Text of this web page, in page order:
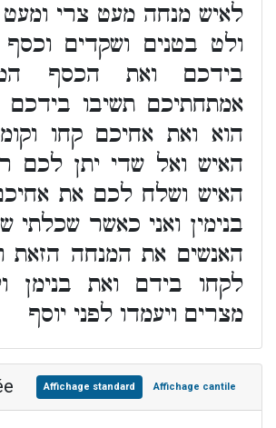
לאיש מנחה מעט צרי
ולט בטנים ושקדים
בידכם ואת הכסף
אמתחתיכם תשיבו בידכם
הוא ואת אחיכם קחו
האיש ואל שדי יתן לכם
האיש ושלח לכם את
בנימין ואני כאשר שכלתי
האנשים את המנחה הזאת
לקחו בידם ואת בנימן
מצרים ויעמדו לפני יוסף
Affichage standard Affichage cantile